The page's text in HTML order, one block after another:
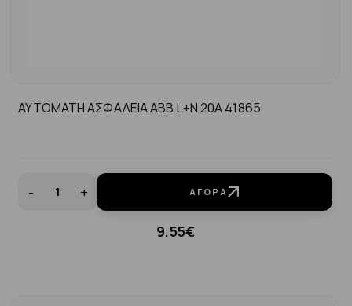
ΑΥΤΟΜΑΤΗ ΑΣΦΑΛΕΙΑ ABB L+N 20A 41865
- + ΑΓΟΡΆ
9.55€